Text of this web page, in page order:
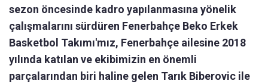
sezon öncesinde kadro yapılanmasına yönelik
çalışmalarını sürdüren Fenerbahçe Beko Erkek
Basketbol Takımı'mız, Fenerbahçe ailesine 2018
yılında katılan ve ekibimizin en önemli
parçalarından biri haline gelen Tarık Biberovic ile